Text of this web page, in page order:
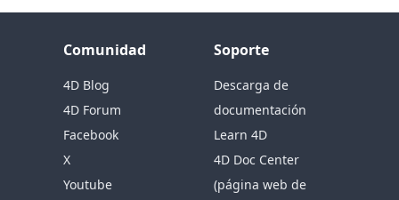
Comunidad
4D Blog
4D Forum
Facebook
X
Youtube
Soporte
Descarga de
documentación
Learn 4D
4D Doc Center
(página web de